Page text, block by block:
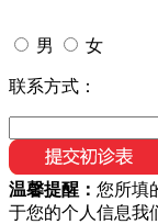
男 女
联系方式：
温馨提醒： 您所填
于您的个人信息我